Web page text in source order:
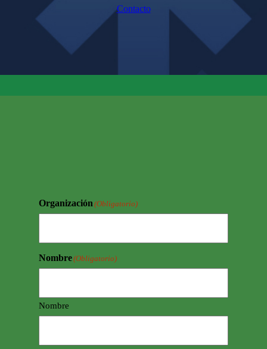
Contacto
Organización (Obligatorio)
Nombre(Obligatorio)
Nombre